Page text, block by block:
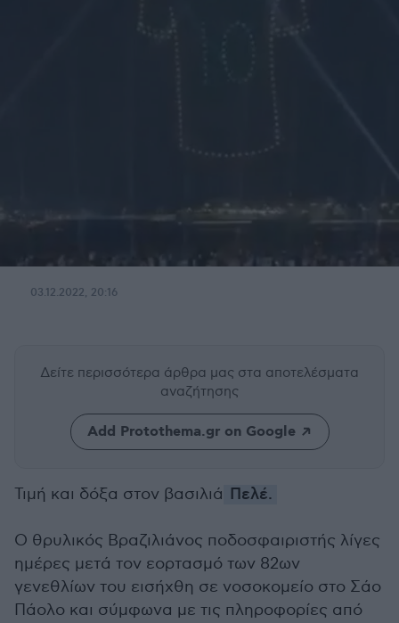
03.12.2022, 20:16
Δείτε περισσότερα άρθρα μας στα αποτελέσματα
αναζήτησης
Add Protothema.gr on Google
Τιμή και δόξα στον βασιλιά Πελέ.
Ο θρυλικός Βραζιλιάνος ποδοσφαιριστής λίγες
ημέρες μετά τον εορτασμό των 82ων
γενεθλίων του εισήχθη σε νοσοκομείο στο Σάο
Πάολο και σύμφωνα με τις πληροφορίες από